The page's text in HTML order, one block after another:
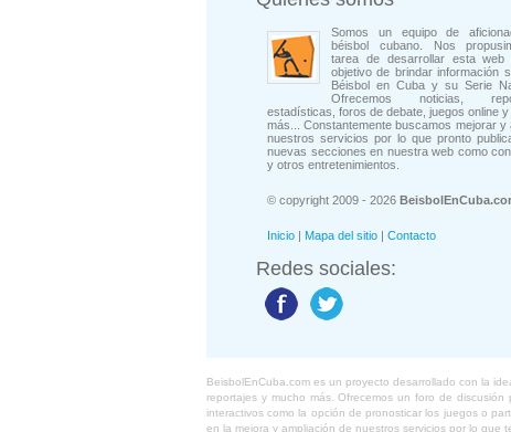
Somos un equipo de
béisbol cubano. Nos
tarea de desarrollar esta web
objetivo de brindar información
Béisbol en Cuba y su Serie
Ofrecemos noticias,
estadísticas, foros de debate, juegos online
más... Constantemente buscamos mejorar y
nuestros servicios por lo que pronto
nuevas secciones en nuestra web como
y otros entretenimientos.
© copyright 2009 - 2026
Inicio | Mapa del sitio | Contacto
Redes sociales:
BeisbolEnCuba.com es un proyecto desarrollado con la
reportajes y mucho más. Ofrecemos un foro de
interactivos como la opción de pronosticar los juegos o
en la mejora y ampliación de nuestros servicios por lo que